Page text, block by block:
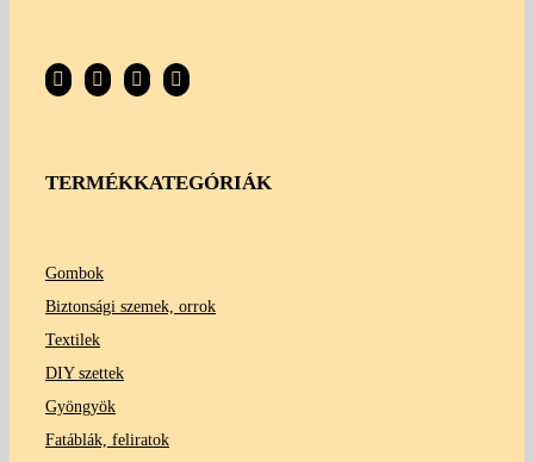
TERMÉKKATEGÓRIÁK
Gombok
Biztonsági szemek, orrok
Textilek
DIY szettek
Gyöngyök
Fatáblák, feliratok